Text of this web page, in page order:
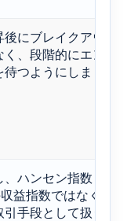
にブレイクアウト
、段階的にエント
つようにしましょ
、ハンセン指数
益指数ではなく、
手段として扱うべ